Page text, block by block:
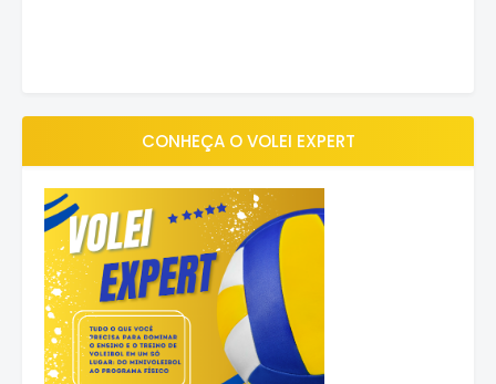
CONHEÇA O VOLEI EXPERT